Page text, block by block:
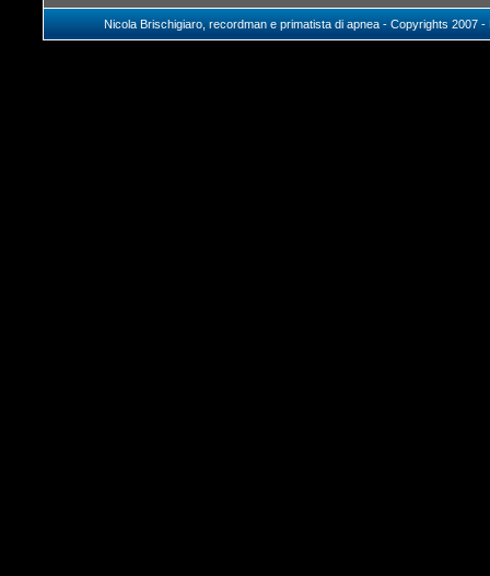
Nicola Brischigiaro, recordman e primatista di apnea - Copyrights 2007 -